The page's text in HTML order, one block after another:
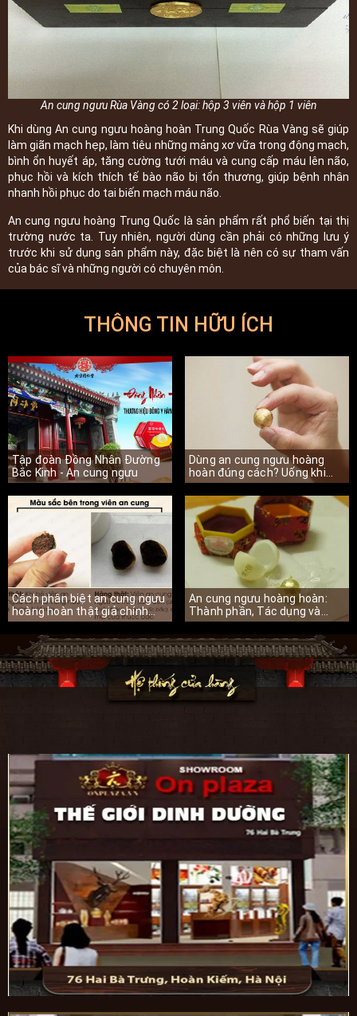
An cung ngưu Rùa Vàng có 2 loại: hộp 3 viên và hộp 1 viên
Khi dùng An cung ngưu hoàng hoàn Trung Quốc Rùa Vàng sẽ giúp
làm giãn mạch hẹp, làm tiêu những mảng xơ vữa trong động mạch,
bình ổn huyết áp, tăng cường tưới máu và cung cấp máu lên não,
phục hồi và kích thích tế bào não bị tổn thương, giúp bệnh nhân
nhanh hồi phục do tai biến mạch máu não.
An cung ngưu hoàng Trung Quốc là sản phẩm rất phổ biến tại thị
trường nước ta. Tuy nhiên, người dùng cần phải có những lưu ý
trước khi sử dụng sản phẩm này, đặc biệt là nên có sự tham vấn
của bác sĩ và những người có chuyên môn.
THÔNG TIN HỮU ÍCH
Tập đoàn Đồng Nhân Đường
Bắc Kinh - An cung ngưu
Dùng an cung ngưu hoàng
hoàn đúng cách? Uống khi
nào hiệu quả
Cách phân biệt an cung ngưu
hoàng hoàn thật giả chính
xác nhất
An cung ngưu hoàng hoàn:
Thành phần, Tác dụng và
cảnh báo